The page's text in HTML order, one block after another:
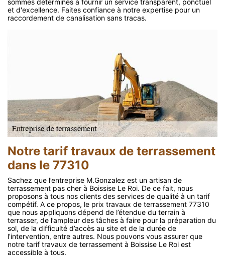
et d'excellence. Faites confiance à notre expertise pour un
raccordement de canalisation sans tracas.
Notre tarif travaux de terrassement
dans le 77310
Sachez que l’entreprise M.Gonzalez est un artisan de
terrassement pas cher à Boissise Le Roi. De ce fait, nous
proposons à tous nos clients des services de qualité à un tarif
compétif. A ce propos, le prix travaux de terrassement 77310
que nous appliquons dépend de l’étendue du terrain à
terrasser, de l’ampleur des tâches à faire pour la préparation du
sol, de la difficulté d’accès au site et de la durée de
l’intervention, entre autres. Nous pouvons vous assurer que
notre tarif travaux de terrassement à Boissise Le Roi est
accessible à tous.